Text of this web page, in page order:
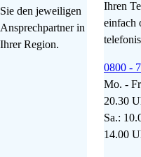
Sie den jeweiligen
Ansprechpartner in
Ihrer Region.
Ihren
einfach
0800 -
Mo. -
20.30
Sa.:
14.00